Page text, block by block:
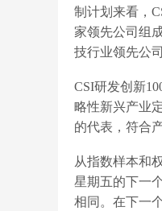
制计划来看，
家领先公司组
技行业领先公
CSI研发创新
略性新兴产业
的代表，符合
从指数样本和
星期五的下一
相同。在下一